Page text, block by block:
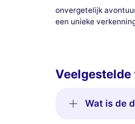
onvergetelijk
een unieke
Veelgestelde
Wat is de